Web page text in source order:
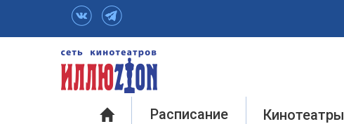
Расписание Кинотеатры